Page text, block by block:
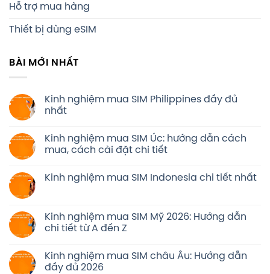
Hỗ trợ mua hàng
Thiết bị dùng eSIM
BÀI MỚI NHẤT
Kinh nghiệm mua SIM Philippines đầy đủ
nhất
Kinh nghiệm mua SIM Úc: hướng dẫn cách
mua, cách cài đặt chi tiết
Kinh nghiệm mua SIM Indonesia chi tiết nhất
Kinh nghiệm mua SIM Mỹ 2026: Hướng dẫn
chi tiết từ A đến Z
Kinh nghiệm mua SIM châu Âu: Hướng dẫn
đầy đủ 2026